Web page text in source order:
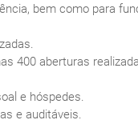
bem como para
400 aberturas
e hóspedes.
e auditáveis.